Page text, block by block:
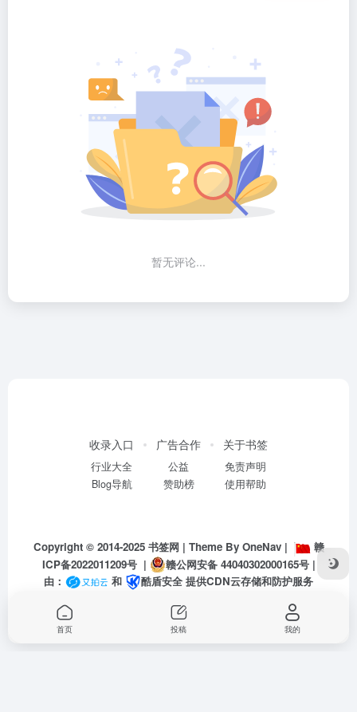
暂无评论...
收录入口
行业大全
Blog导航
广告合作
公益
赞助榜
关于书签
免责声明
使用帮助
Copyright © 2014-2025 书签网 | Theme By OneNav|
赣
ICP备2022011209号| 赣公网安备 44040302000165号|
由：
和 酷盾安全 提供CDN云存储和防护服务
首页 投稿 我的